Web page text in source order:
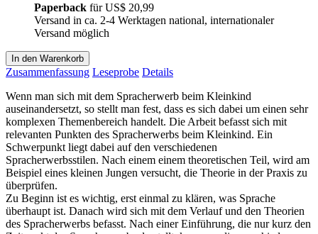
Paperback fürUS$ 20,99
Versand in ca. 2-4 Werktagen national, internationaler
Versand möglich
In den Warenkorb
Zusammenfassung Leseprobe Details
Wenn man sich mit dem Spracherwerb beim Kleinkind
auseinandersetzt, so stellt man fest, dass es sich dabei um einen sehr
komplexen Themenbereich handelt. Die Arbeit befasst sich mit
relevanten Punkten des Spracherwerbs beim Kleinkind. Ein
Schwerpunkt liegt dabei auf den verschiedenen
Spracherwerbsstilen. Nach einem einem theoretischen Teil, wird am
Beispiel eines kleinen Jungen versucht, die Theorie in der Praxis zu
überprüfen.
Zu Beginn ist es wichtig, erst einmal zu klären, was Sprache
überhaupt ist. Danach wird sich mit dem Verlauf und den Theorien
des Spracherwerbs befasst. Nach einer Einführung, die nur kurz den